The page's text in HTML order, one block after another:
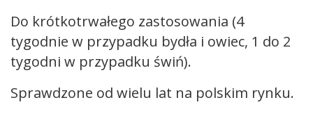
Do krótkotrwałego zastosowania (4
tygodnie w przypadku bydła i owiec, 1 do 2
tygodni w przypadku świń).
Sprawdzone od wielu lat na polskim rynku.